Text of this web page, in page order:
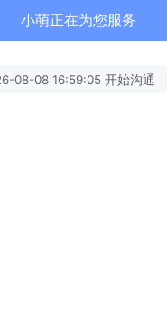
小萌正在为您服务
08-08 16:59:05 开始沟通